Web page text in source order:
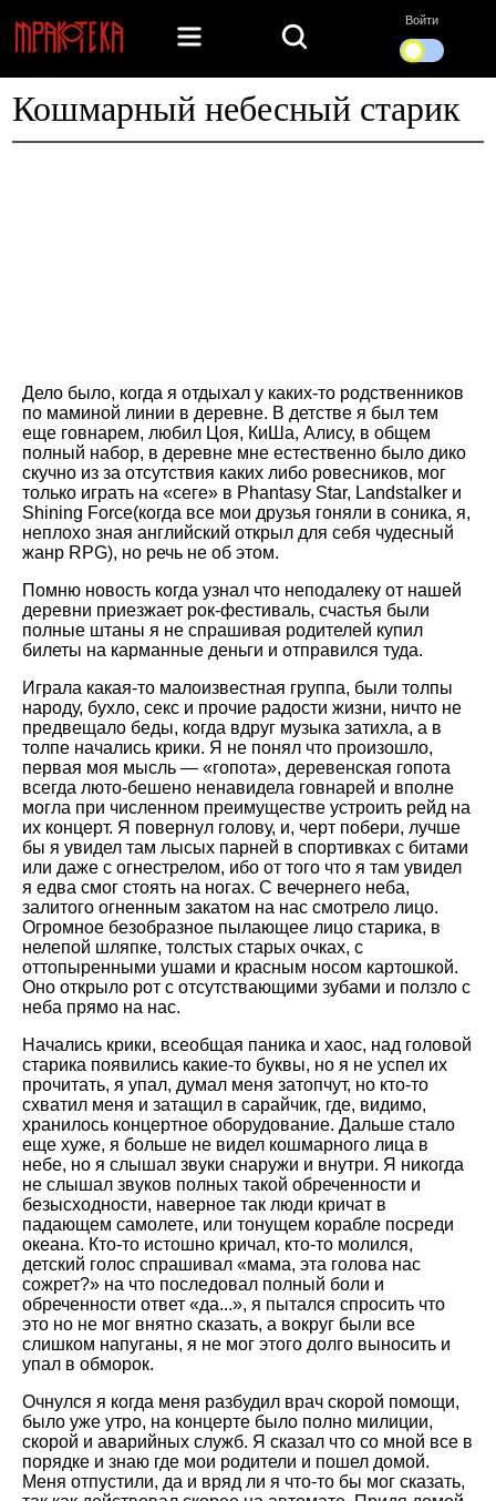
Войти
Кошмарный небесный старик
Дело было, когда я отдыхал у каких-то родственников
по маминой линии в деревне. В детстве я был тем
еще говнарем, любил Цоя, КиШа, Алису, в общем
полный набор, в деревне мне естественно было дико
скучно из за отсутствия каких либо ровесников, мог
только играть на «сеге» в Phantasy Star, Landstalker и
Shining Force(когда все мои друзья гоняли в соника, я,
неплохо зная английский открыл для себя чудесный
жанр RPG), но речь не об этом.
Помню новость когда узнал что неподалеку от нашей
деревни приезжает рок-фестиваль, счастья были
полные штаны я не спрашивая родителей купил
билеты на карманные деньги и отправился туда.
Играла какая-то малоизвестная группа, были толпы
народу, бухло, секс и прочие радости жизни, ничто не
предвещало беды, когда вдруг музыка затихла, а в
толпе начались крики. Я не понял что произошло,
первая моя мысль — «гопота», деревенская гопота
всегда люто-бешено ненавидела говнарей и вполне
могла при численном преимуществе устроить рейд на
их концерт. Я повернул голову, и, черт побери, лучше
бы я увидел там лысых парней в спортивках с битами
или даже с огнестрелом, ибо от того что я там увидел
я едва смог стоять на ногах. С вечернего неба,
залитого огненным закатом на нас смотрело лицо.
Огромное безобразное пылающее лицо старика, в
нелепой шляпке, толстых старых очках, с
оттопыренными ушами и красным носом картошкой.
Оно открыло рот с отсутствающими зубами и ползло с
неба прямо на нас.
Начались крики, всеобщая паника и хаос, над головой
старика появились какие-то буквы, но я не успел их
прочитать, я упал, думал меня затопчут, но кто-то
схватил меня и затащил в сарайчик, где, видимо,
хранилось концертное оборудование. Дальше стало
еще хуже, я больше не видел кошмарного лица в
небе, но я слышал звуки снаружи и внутри. Я никогда
не слышал звуков полных такой обреченности и
безысходности, наверное так люди кричат в
падающем самолете, или тонущем корабле посреди
океана. Кто-то истошно кричал, кто-то молился,
детский голос спрашивал «мама, эта голова нас
сожрет?» на что последовал полный боли и
обреченности ответ «да...», я пытался спросить что
это но не мог внятно сказать, а вокруг были все
слишком напуганы, я не мог этого долго выносить и
упал в обморок.
Очнулся я когда меня разбудил врач скорой помощи,
было уже утро, на концерте было полно милиции,
скорой и аварийных служб. Я сказал что со мной все в
порядке и знаю где мои родители и пошел домой.
Меня отпустили, да и вряд ли я что-то бы мог сказать,